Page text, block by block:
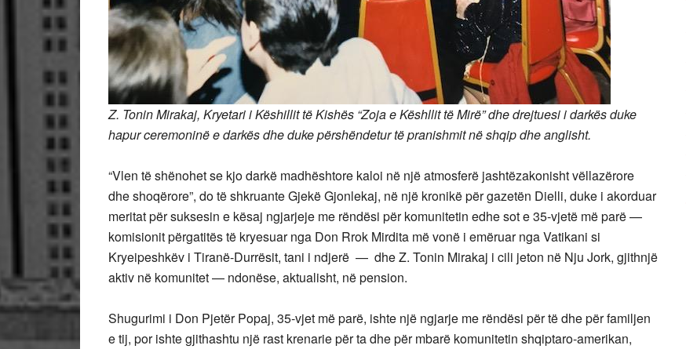
Z. Tonin Mirakaj, Kryetari i Këshillit të Kishës “Zoja e Këshllit të Mirë” dhe drejtuesi i darkës duke
hapur ceremoninë e darkës dhe duke përshëndetur të pranishmit në shqip dhe anglisht.
“Vlen të shënohet se kjo darkë madhështore kaloi në një atmosferë jashtëzakonisht vëllazërore
dhe shoqërore”, do të shkruante Gjekë Gjonlekaj, në një kronikë për gazetën Dielli, duke i akorduar
meritat për suksesin e kësaj ngjarjeje me rëndësi për komunitetin edhe sot e 35-vjetë më parë —
komisionit përgatitës të kryesuar nga Don Rrok Mirdita më vonë i emëruar nga Vatikani si
Kryeipeshkëv i Tiranë-Durrësit, tani i ndjerë — dhe Z. Tonin Mirakaj i cili jeton në Nju Jork, gjithnjë
aktiv në komunitet — ndonëse, aktualisht, në pension.
Shugurimi i Don Pjetër Popaj, 35-vjet më parë, ishte një ngjarje me rëndësi për të dhe për familjen
e tij, por ishte gjithashtu një rast krenarie për ta dhe për mbarë komunitetin shqiptaro-amerikan,